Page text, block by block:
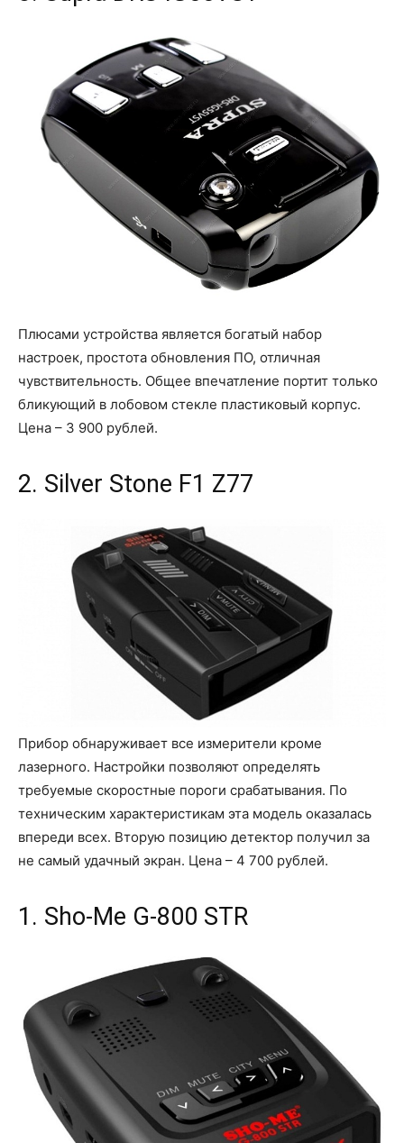
Плюсами устройства является богатый набор
настроек, простота обновления ПО, отличная
чувствительность. Общее впечатление портит только
бликующий в лобовом стекле пластиковый корпус.
Цена – 3 900 рублей.
2. Silver Stone F1 Z77
Прибор обнаруживает все измерители кроме
лазерного. Настройки позволяют определять
требуемые скоростные пороги срабатывания. По
техническим характеристикам эта модель оказалась
впереди всех. Вторую позицию детектор получил за
не самый удачный экран. Цена – 4 700 рублей.
1. Sho-Me G-800 STR